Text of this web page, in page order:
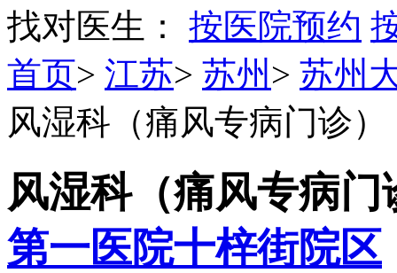
找对医生：
按医院预约
首页> 江苏> 苏州 > 苏州
风湿科（痛风专病门诊）
风湿科（痛风专病门
第一医院十梓街院区